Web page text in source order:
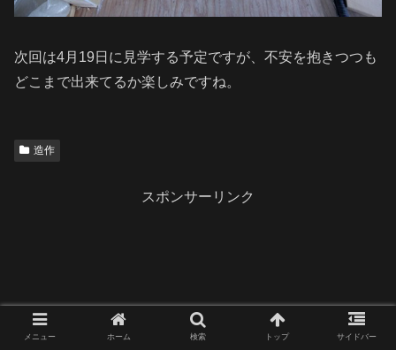
次回は4月19日に見学する予定ですが、不安を抱きつつも
どこまで出来てるか楽しみですね。
造作
スポンサーリンク
メニュー ホーム 検索 トップ サイドバー